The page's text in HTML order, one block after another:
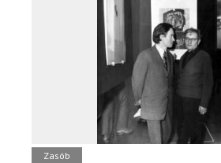
Zasób